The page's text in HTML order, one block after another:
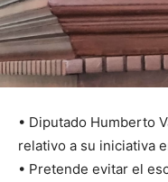
• Diputado Humberto
relativo a su iniciativa
• Pretende evitar el